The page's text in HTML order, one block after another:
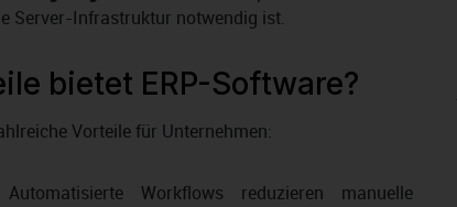
Server-Infrastruktur notwendig ist.
bietet ERP-Software?
Vorteile für Unternehmen:
Workflows reduzieren manuelle